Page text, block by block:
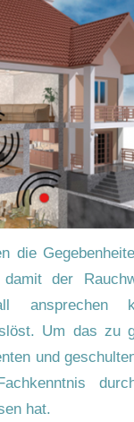
die
der
ansprechen
Um das zu
und
hat.